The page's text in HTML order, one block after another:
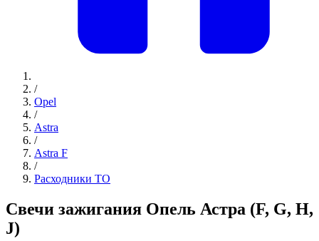
/
Opel
/
Astra
/
Astra F
/
Расходники ТО
Свечи зажигания Опель Астра (F, G, H,
J)